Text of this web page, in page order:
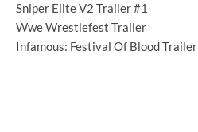
Sniper Elite V2 Trailer #1
Wwe Wrestlefest Trailer
Infamous: Festival Of Blood Trailer